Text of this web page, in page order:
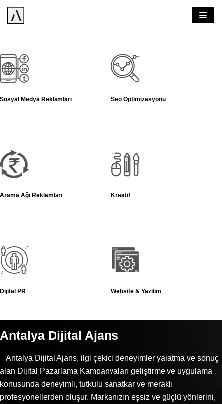
Sosyal Medya Reklamları Seo Optimizasyonu
Arama Ağı Reklamları Kreatif
Dijital PR Website & Yazılım
Antalya Dijital Ajans
Antalya Dijital Ajans, ilgi çekici deneyimler yaratma ve sonuç
alan Dijital Pazarlama Kampanyaları geliştirme ve uygulama
konusunda deneyimli, tutkulu sanatkar ve meraklı
profesyonellerden oluşur. Markanızın eşsiz ve güçlü yönlerini,